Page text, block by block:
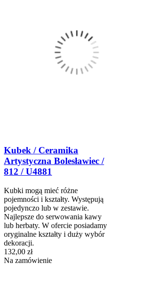
Kubek / Ceramika
Artystyczna Bolesławiec /
812 / U4881
Kubki mogą mieć różne
pojemności i kształty. Występują
pojedynczo lub w zestawie.
Najlepsze do serwowania kawy
lub herbaty. W ofercie posiadamy
oryginalne kształty i duży wybór
dekoracji.
132,00 zł
Na zamówienie